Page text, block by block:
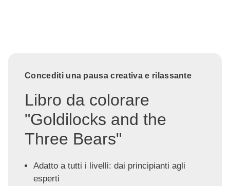
Concediti una pausa creativa e rilassante
Libro da colorare
"Goldilocks and the
Three Bears"
Adatto a tutti i livelli: dai principianti agli
esperti